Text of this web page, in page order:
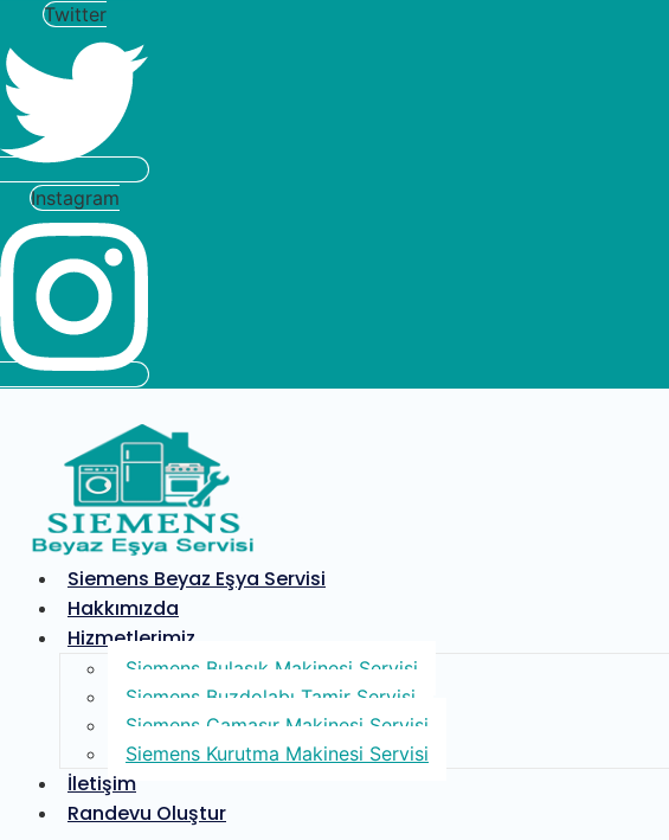
Twitter
Instagram
Siemens Beyaz Eşya Servisi
Hakkımızda
Hizmetlerimiz
Siemens Bulaşık Makinesi Servisi
Siemens Buzdolabı Tamir Servisi
Siemens Çamaşır Makinesi Servisi
Siemens Kurutma Makinesi Servisi
İletişim
Randevu Oluştur